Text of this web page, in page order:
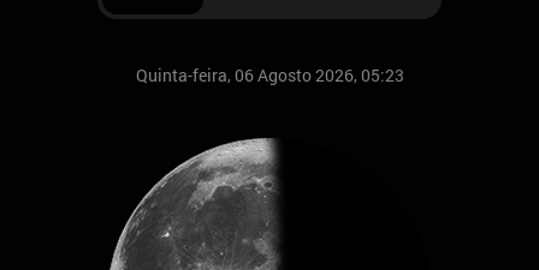
Quinta-feira, 06 Agosto 2026, 05:23